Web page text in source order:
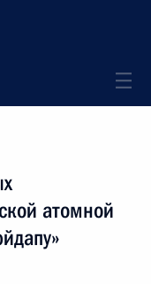
атомной